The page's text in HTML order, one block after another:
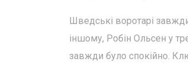
Шведські воротарі
іншому, Робін Ольсен у
завжди було спокійно.